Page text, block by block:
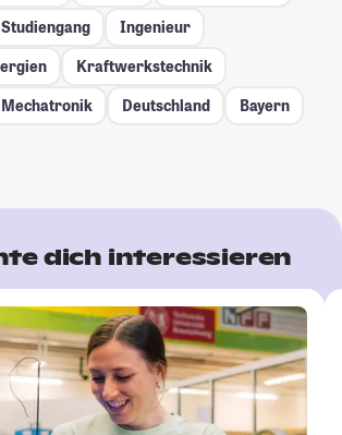
Ingenieur
Kraftwerkstechnik
Mechatronik Deutschland
Bayern
dich interessieren